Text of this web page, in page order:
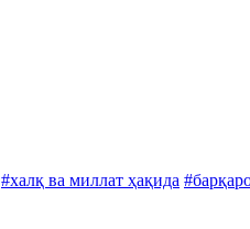
#халқ ва миллат ҳақида